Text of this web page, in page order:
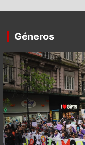
Géneros